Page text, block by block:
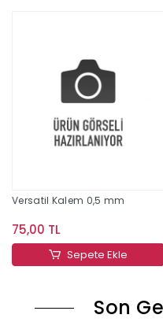
Versatil Kalem 0,5 mm
75,00 TL
Sepete Ekle
Son